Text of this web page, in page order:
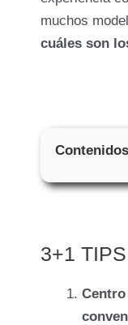
muchos
cuáles son
Contenidos
3+1